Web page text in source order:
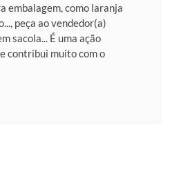
embalagem, como laranja
peça ao vendedor(a)
sacola... É uma ação
contribui muito com o